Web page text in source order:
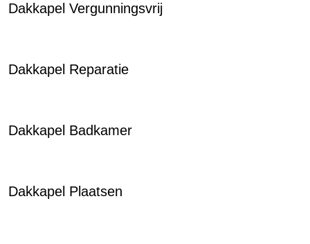
Dakkapel Vergunningsvrij
Dakkapel Reparatie
Dakkapel Badkamer
Dakkapel Plaatsen